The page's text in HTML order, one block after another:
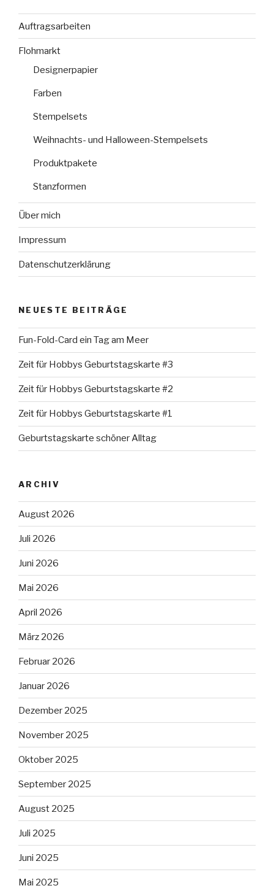
Auftragsarbeiten
Flohmarkt
Designerpapier
Farben
Stempelsets
Weihnachts- und Halloween-Stempelsets
Produktpakete
Stanzformen
Über mich
Impressum
Datenschutzerklärung
NEUESTE BEITRÄGE
Fun-Fold-Card ein Tag am Meer
Zeit für Hobbys Geburtstagskarte #3
Zeit für Hobbys Geburtstagskarte #2
Zeit für Hobbys Geburtstagskarte #1
Geburtstagskarte schöner Alltag
ARCHIV
August 2026
Juli 2026
Juni 2026
Mai 2026
April 2026
März 2026
Februar 2026
Januar 2026
Dezember 2025
November 2025
Oktober 2025
September 2025
August 2025
Juli 2025
Juni 2025
Mai 2025